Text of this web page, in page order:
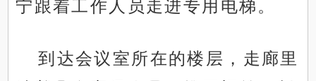
宁跟着工作人员走进专用电梯。
到达会议室所在的楼层，走廊里